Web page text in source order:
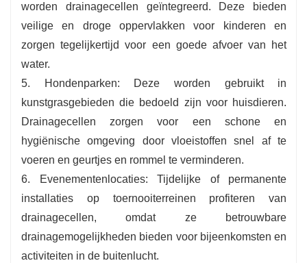
worden drainagecellen geïntegreerd. Deze bieden
veilige en droge oppervlakken voor kinderen en
zorgen tegelijkertijd voor een goede afvoer van het
water.
5. Hondenparken: Deze worden gebruikt in
kunstgrasgebieden die bedoeld zijn voor huisdieren.
Drainagecellen zorgen voor een schone en
hygiënische omgeving door vloeistoffen snel af te
voeren en geurtjes en rommel te verminderen.
6. Evenementenlocaties: Tijdelijke of permanente
installaties op toernooiterreinen profiteren van
drainagecellen, omdat ze betrouwbare
drainagemogelijkheden bieden voor bijeenkomsten en
activiteiten in de buitenlucht.